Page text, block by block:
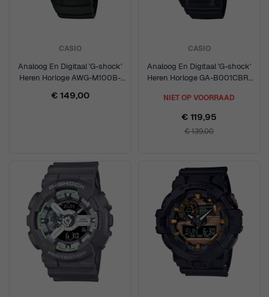
CASIO
Analoog En Digitaal 'G-shock'
Heren Horloge AWG-M100B-
€ 149,00
CASIO
Analoog En Digitaal 'G-shock'
Heren Horloge GA-B001CBR-
NIET OP VOORRAAD
€ 119,95
€ 139,00